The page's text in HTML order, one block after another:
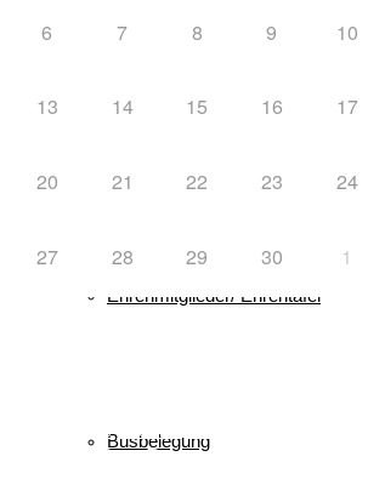
Ehrenmitglieder/ Ehrentafel
Busbelegung
6 7 8 9 10
13 14 15 16 17
20 21 22 23 24
27 28 29 30 1
Alpencup Athletiktest
CupDeutscher Schülercup